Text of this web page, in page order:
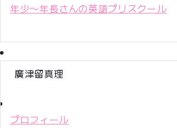
年少〜年長さんの英語プリスクール
廣津留真理
プロフィール